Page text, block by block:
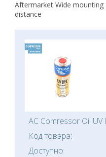
Aftermarket Wide mounting
distance
AC Comressor Oil UV
Код товара:
Доступно: